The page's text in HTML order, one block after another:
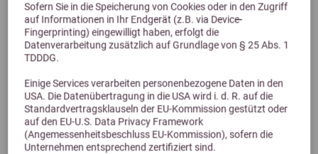
Sofern Sie in die Speicherung von Cookies oder in den Zugriff
auf Informationen in Ihr Endgerät (z.B. via Device-
Fingerprinting) eingewilligt haben, erfolgt die
Datenverarbeitung zusätzlich auf Grundlage von § 25 Abs. 1
TDDDG.
Einige Services verarbeiten personenbezogene Daten in den
USA. Die Datenübertragung in die USA wird i. d. R. auf die
Standardvertragsklauseln der EU-Kommission gestützt oder
auf den EU-U.S. Data Privacy Framework
(Angemessenheitsbeschluss EU-Kommission), sofern die
Unternehmen entsprechend zertifiziert sind.
Alternative Produkte